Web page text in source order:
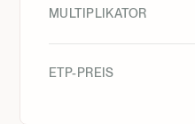
MULTIPLIKATOR
ETP-PREIS